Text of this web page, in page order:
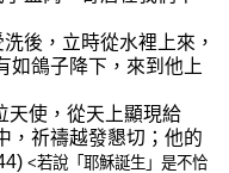
後，立時從水裡上來，
如鴿子降下，來到他上
天使，從天上顯現給
，祈禱越發懇切；他的
<若說「耶穌誕生」是不恰